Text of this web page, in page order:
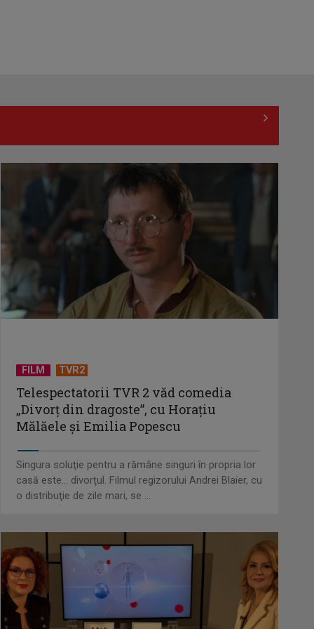
(P) Au sfidat toate prognozele într-
(P) Achizițiile publice depășesc 54
miliarde de lei în primul trimestru
(P) Aparatul ascuns din bucătărie
care schimbă regulile jocului acasă
FILM TVR2
Telespectatorii TVR 2 văd comedia
„Divorţ din dragoste”, cu Horaţiu
Mălăele şi Emilia Popescu
Singura soluţie pentru a rămâne singuri în propria lor
casă este... divorţul. Filmul regizorului Andrei Blaier, cu
o distribuţie de zile mari, se ...